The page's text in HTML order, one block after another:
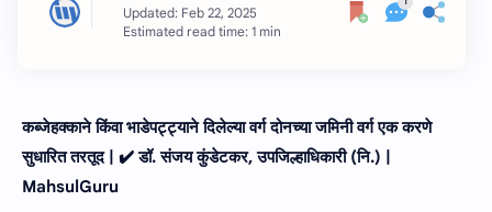
Estimated read time: 1 min
कब्जेहक्काने किंवा भाडेपट्ट्याने दिलेल्या वर्ग दोनच्या जमिनी वर्ग एक करणे
सुधारित तरतूद | ✔️ डॉ. संजय कुंडेटकर, उपजिल्हाधिकारी (नि.) |
MahsulGuru